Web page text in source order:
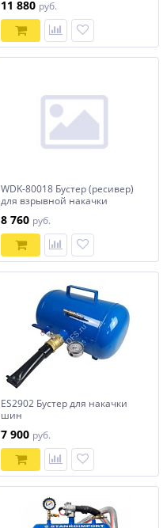
л
11 880 руб.
WDK-80018 Бустер (ресивер)
для взрывной накачки
ресивера 19л Wiederkraft
8 760 руб.
ES2902 Бустер для накачки
шин
7 900 руб.